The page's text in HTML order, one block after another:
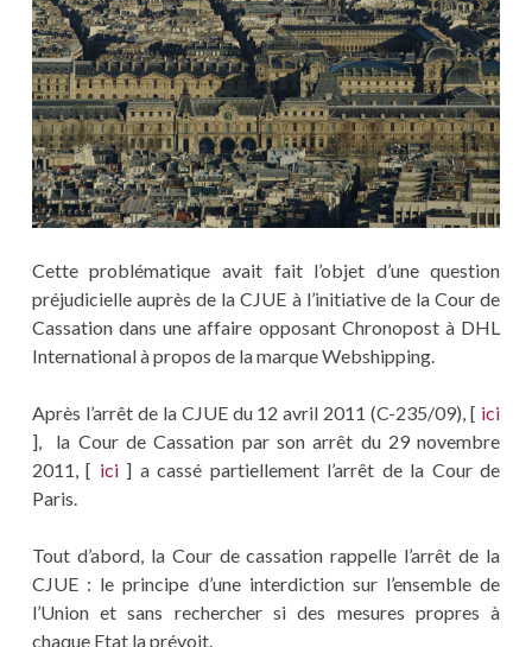
Cette problématique avait fait l’objet d’une question
préjudicielle auprès de la CJUE à l’initiative de la Cour de
Cassation dans une affaire opposant Chronopost à DHL
International à propos de la marque Webshipping.
Après l’arrêt de la CJUE du 12 avril 2011 (C-235/09), [ ici
], la Cour de Cassation par son arrêt du 29 novembre
2011, [ ici] a cassé partiellement l’arrêt de la Cour de
Paris.
Tout d’abord, la Cour de cassation rappelle l’arrêt de la
CJUE : le principe d’une interdiction sur l’ensemble de
l’Union et sans rechercher si des mesures propres à
chaque Etat la prévoit.